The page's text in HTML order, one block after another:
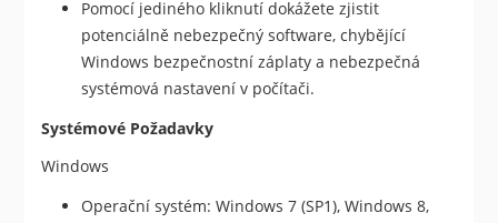
Pomocí jediného kliknutí dokážete zjistit
potenciálně nebezpečný software, chybějící
Windows bezpečnostní záplaty a nebezpečná
systémová nastavení v počítači.
Systémové Požadavky
Windows
Operační systém: Windows 7 (SP1), Windows 8,